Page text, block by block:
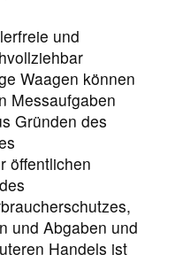
und
Waagen können
Messaufgaben
Gründen des
öffentlichen
und Abgaben und
Handels ist